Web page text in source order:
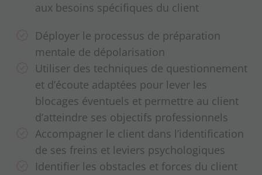
aux besoins spécifiques du client
Déployer le processus de préparation
mentale de dépolarisation
Utiliser des techniques de questionnement
et d’écoute adaptées pour lever les
blocages éventuels et permettre au client
d’atteindre ses objectifs professionnels
Accompagner le client dans l’identification
de ses freins et leviers psychologiques
Identifier les obstacles et forces du client